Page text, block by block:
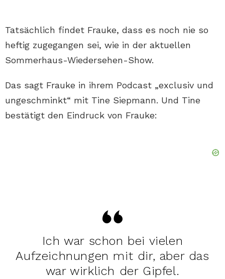
Tatsächlich findet Frauke, dass es noch nie so
heftig zugegangen sei, wie in der aktuellen
Sommerhaus-Wiedersehen-Show.
Das sagt Frauke in ihrem Podcast „exclusiv und
ungeschminkt“ mit Tine Siepmann. Und Tine
bestätigt den Eindruck von Frauke:
Ich war schon bei vielen
Aufzeichnungen mit dir, aber das
war wirklich der Gipfel.